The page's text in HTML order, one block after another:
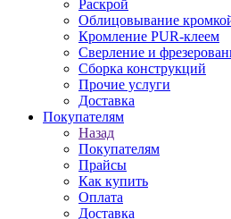
Раскрой
Облицовывание
Кромление PUR-клеем
Сверление и
Сборка конструкций
Прочие услуги
Доставка
Покупателям
Назад
Покупателям
Прайсы
Как купить
Оплата
Доставка